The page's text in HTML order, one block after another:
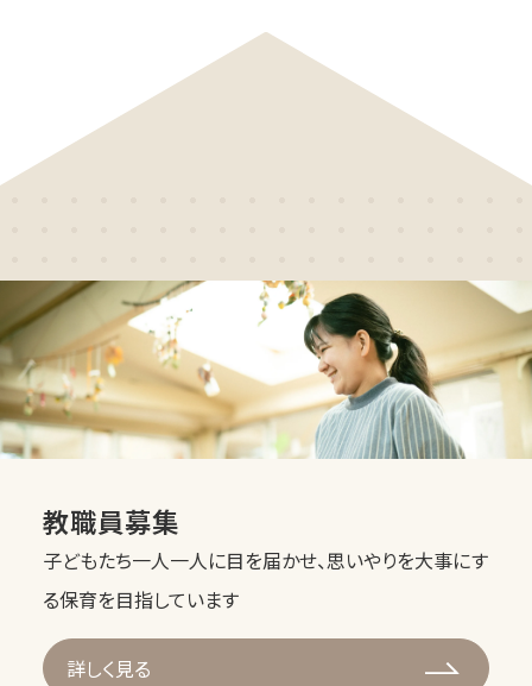
教職員募集
子どもたち一人一人に目を届かせ、思いやりを大事にす
る保育を目指しています
詳しく見る